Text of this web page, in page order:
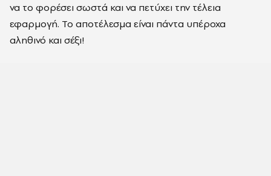
να το φορέσει σωστά και να πετύχει την τέλεια
εφαρμογή. Το αποτέλεσμα είναι πάντα υπέροχα
αληθινό και σέξι!